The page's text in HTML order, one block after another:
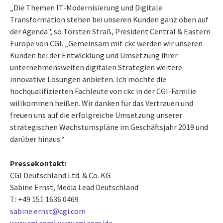
„Die Themen IT-Modernisierung und Digitale
Transformation stehen bei unseren Kunden ganz oben auf
der Agenda", so Torsten Straß, President Central & Eastern
Europe von CGI. „Gemeinsam mit ckc werden wir unseren
Kunden bei der Entwicklung und Umsetzung ihrer
unternehmensweiten digitalen Strategien weitere
innovative Lösungen anbieten. Ich möchte die
hochqualifizierten Fachleute von ckc in der CGI-Familie
willkommen heißen. Wir danken für das Vertrauen und
freuen uns auf die erfolgreiche Umsetzung unserer
strategischen Wachstumspläne im Geschäftsjahr 2019 und
darüber hinaus.“
Pressekontakt:
CGI Deutschland Ltd. & Co. KG
Sabine Ernst, Media Lead Deutschland
T: +49 151 1636 0469
sabine.ernst@cgi.com